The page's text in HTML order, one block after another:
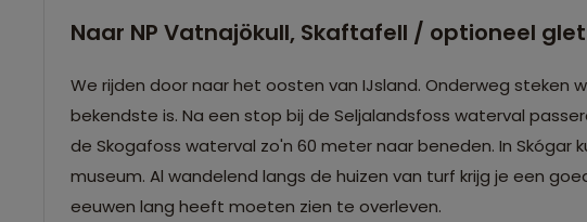
Naar NP Vatnajökull, Skaftafell / optioneel
We rijden door naar het oosten van IJsland. Onderweg steken
bekendste is. Na een stop bij de Seljalandsfoss waterval
de Skogafoss waterval zo'n 60 meter naar beneden. In Skógar
museum. Al wandelend langs de huizen van turf krijg je een
eeuwen lang heeft moeten zien te overleven.